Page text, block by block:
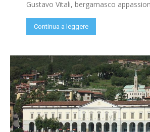
Gustavo Vitali, bergamasco
Continua a leggere